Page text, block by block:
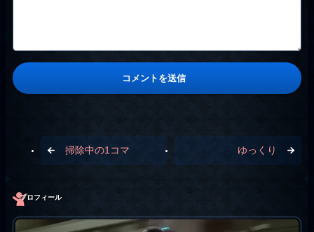
掃除中の1コマ ゆっくり
プロフィール